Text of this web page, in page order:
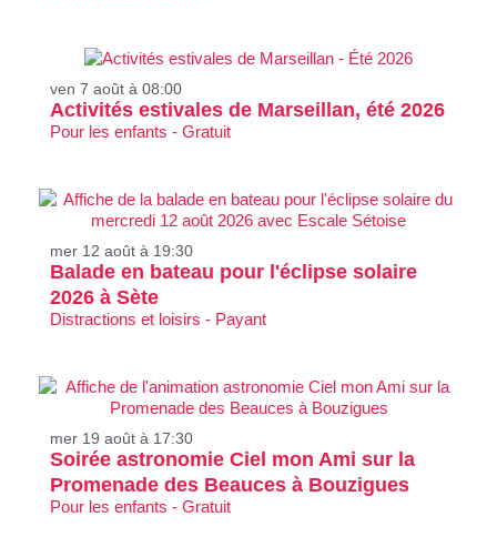
ven 7 août à 08:00
Activités estivales de Marseillan, été 2026
Pour les enfants - Gratuit
mer 12 août à 19:30
Balade en bateau pour l'éclipse solaire
2026 à Sète
Distractions et loisirs - Payant
mer 19 août à 17:30
Soirée astronomie Ciel mon Ami sur la
Promenade des Beauces à Bouzigues
Pour les enfants - Gratuit